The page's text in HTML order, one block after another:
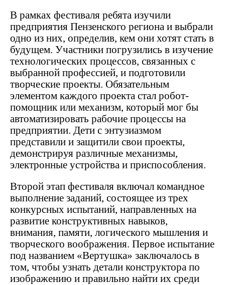
В рамках фестиваля ребята изучили
предприятия Пензенского региона и выбрали
одно из них, определив, кем они хотят стать в
будущем. Участники погрузились в изучение
технологических процессов, связанных с
выбранной профессией, и подготовили
творческие проекты. Обязательным
элементом каждого проекта стал робот-
помощник или механизм, который мог бы
автоматизировать рабочие процессы на
предприятии. Дети с энтузиазмом
представили и защитили свои проекты,
демонстрируя различные механизмы,
электронные устройства и приспособления.
Второй этап фестиваля включал командное
выполнение заданий, состоящее из трех
конкурсных испытаний, направленных на
развитие конструктивных навыков,
внимания, памяти, логического мышления и
творческого воображения. Первое испытание
под названием «Вертушка» заключалось в
том, чтобы узнать детали конструктора по
изображению и правильно найти их среди